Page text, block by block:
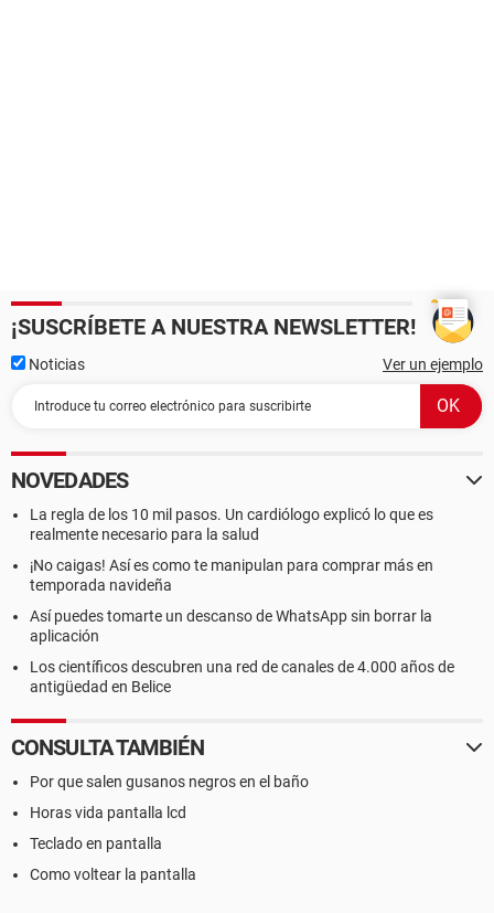
¡SUSCRÍBETE A NUESTRA NEWSLETTER!
Noticias Ver un ejemplo
NOVEDADES
La regla de los 10 mil pasos. Un cardiólogo explicó lo que es
realmente necesario para la salud
¡No caigas! Así es como te manipulan para comprar más en
temporada navideña
Así puedes tomarte un descanso de WhatsApp sin borrar la
aplicación
Los científicos descubren una red de canales de 4.000 años de
antigüedad en Belice
CONSULTA TAMBIÉN
Por que salen gusanos negros en el baño
Horas vida pantalla lcd
Teclado en pantalla
Como voltear la pantalla